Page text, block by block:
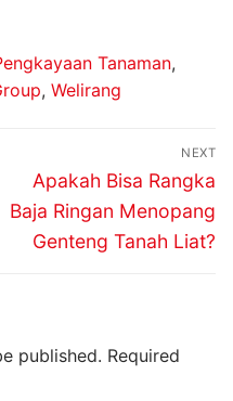
Tanaman,
, Welirang
NEXT
Apakah Bisa Rangka
Baja Ringan Menopang
Genteng Tanah Liat?
published. Required